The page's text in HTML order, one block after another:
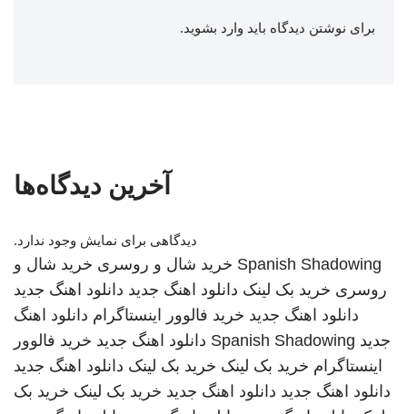
برای نوشتن دیدگاه باید وارد بشوید.
آخرین دیدگاه‌ها
دیدگاهی برای نمایش وجود ندارد.
Spanish Shadowing خرید شال و روسری خرید شال و
روسری خرید بک لینک دانلود اهنگ جدید دانلود اهنگ جدید
دانلود اهنگ جدید خرید فالوور اینستاگرام دانلود اهنگ
جدید Spanish Shadowing دانلود اهنگ جدید خرید فالوور
اینستاگرام خرید بک لینک خرید بک لینک دانلود اهنگ جدید
دانلود اهنگ جدید دانلود اهنگ جدید خرید بک لینک خرید بک